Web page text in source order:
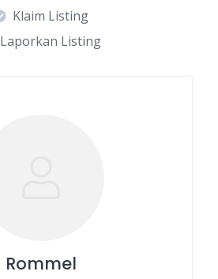
Klaim Listing
Laporkan Listing
Rommel